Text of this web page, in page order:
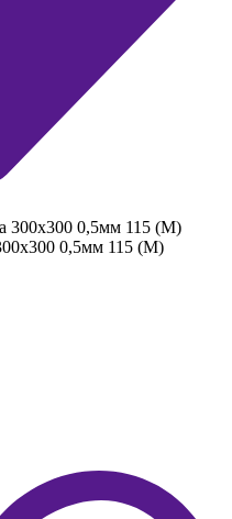
0,5мм 115 (М)